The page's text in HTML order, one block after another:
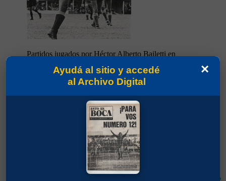
Partidos jugados por Héctor Alberto Bailetti en
García Cambón, Carlos María
×
Ayudá al sitio y accedé
al Archivo Digital